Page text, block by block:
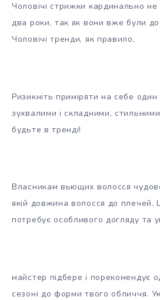
Чоловічі стрижки кардинально не
два роки, так як вони вже були
Чоловічі тренди, як правило,
Ризикніть приміряти на себе один
зухвалими і складними,
будьте в тренді!
Власникам вьющих волосся
якій довжина волосся до плечей.
потребує особливого догляду та
майстер підбере і порекомендує
сезоні до форми твого обличчя.